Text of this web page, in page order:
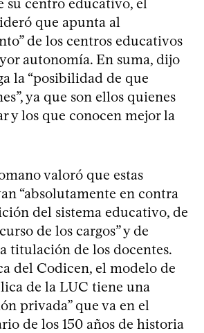
que apunta al
de los centros educativos
autonomía. En suma, dijo
la “posibilidad de que
ya que son ellos quienes
y los que conocen mejor la
valoró que estas
“absolutamente en contra
del sistema educativo, de
de los cargos” y de
titulación de los docentes.
del Codicen, el modelo de
de la LUC tiene una
privada” que va en el
de los 150 años de historia